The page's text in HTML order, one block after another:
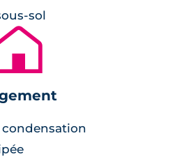
ou ouverte sur le
le volume de la pièce
pour certains
suites parentales
sur une salle d'eau
:
sol